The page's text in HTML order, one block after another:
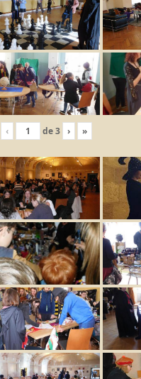
‹ de3 › »